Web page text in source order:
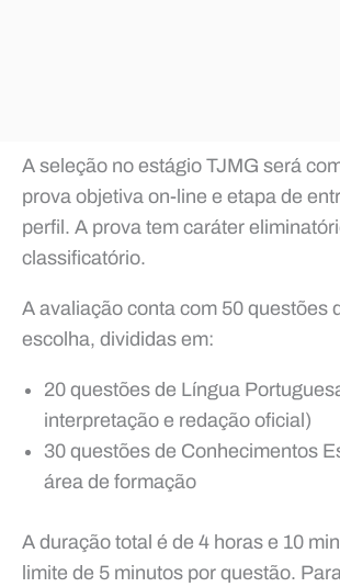
A seleção no estágio TJMG será
prova objetiva on-line e etapa de
perfil. A prova tem caráter
classificatório.
A avaliação conta com 50 questões
escolha, divididas em:
20 questões de Língua
interpretação e redação oficial)
30 questões de Conhecimentos
área de formação
A duração total é de 4 horas e 10
limite de 5 minutos por questão.